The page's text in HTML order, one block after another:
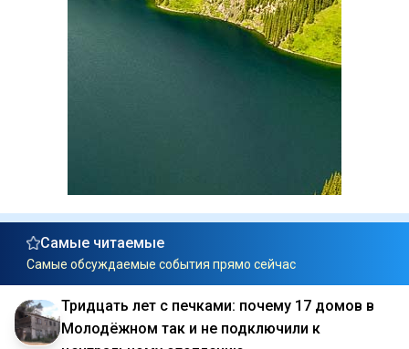
Самые читаемые
Самые обсуждаемые события прямо сейчас
Тридцать лет с печками: почему 17 домов в
Молодёжном так и не подключили к